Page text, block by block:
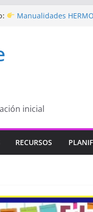
Manualidades
Inicialinicial
RECURSOS